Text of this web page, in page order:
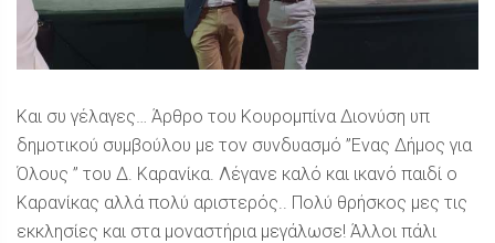
Και συ γέλαγες… Άρθρο του Κουρομπίνα Διονύση υπ
δημοτικού συμβούλου με τον συνδυασμό ”Ενας Δήμος για
Όλους ” του Δ. Καρανίκα. Λέγανε καλό και ικανό παιδί ο
Καρανίκας αλλά πολύ αριστερός.. Πολύ θρήσκος μες τις
εκκλησίες και στα μοναστήρια μεγάλωσε! Άλλοι πάλι